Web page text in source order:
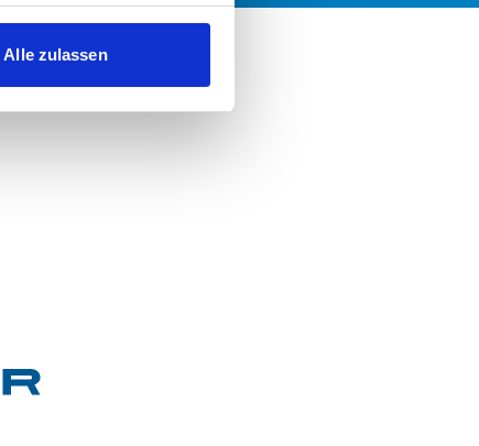
Alle zulassen